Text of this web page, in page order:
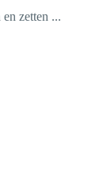
zetten ...